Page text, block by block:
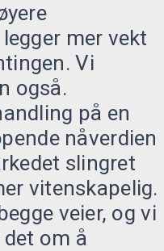
mer vekt
Vi
også.
på en
nåverdien
slingret
vitenskapelig.
veier, og vi
om å